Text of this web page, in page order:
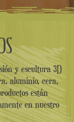
y escultura 3D
aluminio, cera,
están
en nuestro